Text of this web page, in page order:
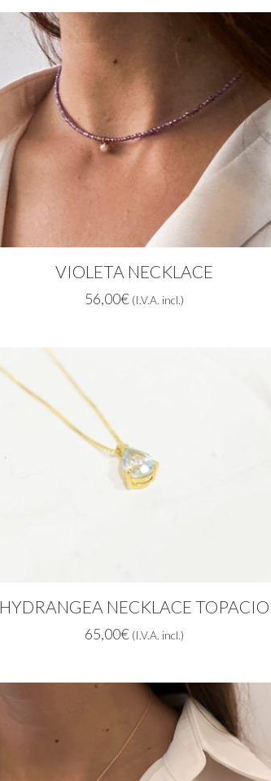
VIOLETA NECKLACE
56,00€ (I.V.A. incl.)
HYDRANGEA NECKLACE TOPACIO
65,00€ (I.V.A. incl.)